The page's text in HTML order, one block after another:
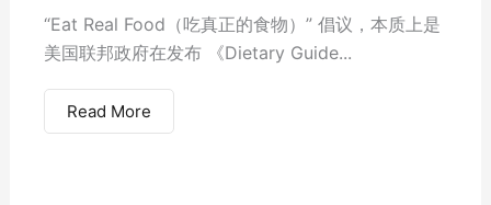
“Eat Real Food（吃真正的食物）” 倡议，本质上是
美国联邦政府在发布 《Dietary Guide...
Read More